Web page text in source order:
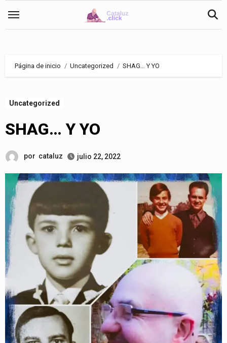
Página de inicio Uncategorized SHAG… Y YO
Uncategorized
SHAG… Y YO
por cataluz julio 22, 2022